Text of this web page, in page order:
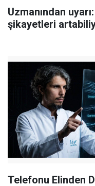
Uzmanından
şikayetleri
Telefonu Elinden